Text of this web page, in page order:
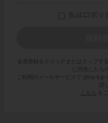
会員登録をクリックまたはタップする
に同意したも
ご利用のメールサービスで @try-it.jp
詳
こちら
を